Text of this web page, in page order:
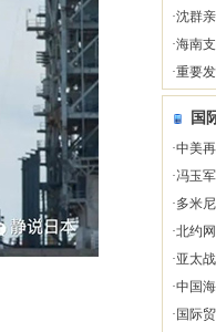
·沈群
·海南
·重要
国
·中美
·冯玉
·多米
·北约
·亚太
·中国
· 国际